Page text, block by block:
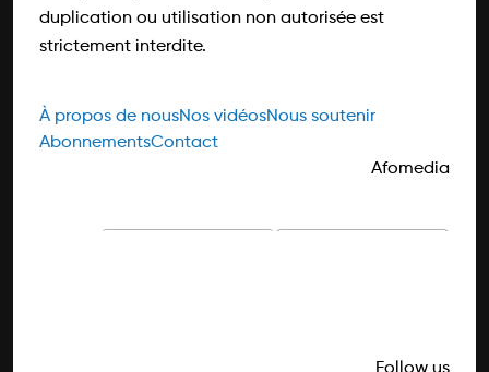
duplication ou utilisation non autorisée est
strictement interdite.
À propos de nousNos vidéosNous soutenir
AbonnementsContact
Afomedia